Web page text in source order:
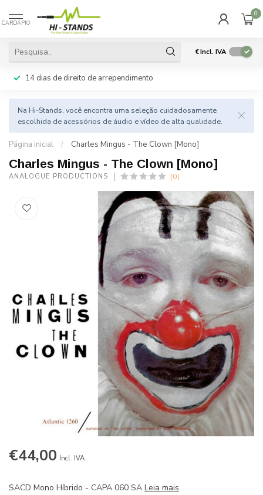
CARDÁPIO
0
€Incl. IVA
14 dias de direito de arrependimento
Na Hi-Stands, você encontra uma seleção cuidadosamente
escolhida de acessórios de áudio e vídeo de alta qualidade.
Página inicial / Charles Mingus - The Clown [Mono]
Charles Mingus - The Clown [Mono]
ANALOGUE PRODUCTIONS (0)
€44,00 Incl. IVA
SACD Mono Híbrido - CAPA 060 SA Leia mais.